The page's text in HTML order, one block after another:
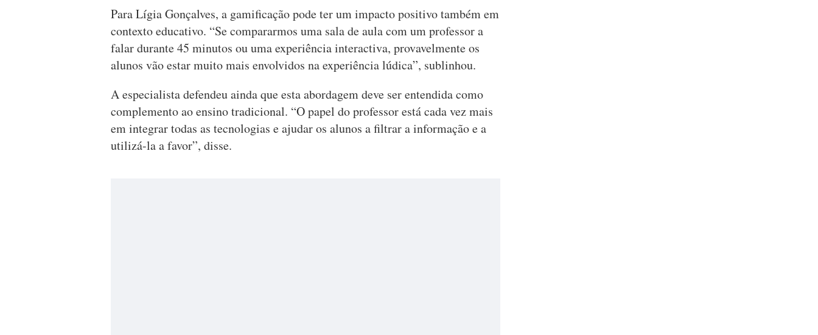
Para Lígia Gonçalves, a gamificação pode ter um impacto positivo também em
contexto educativo. “Se compararmos uma sala de aula com um professor a
falar durante 45 minutos ou uma experiência interactiva, provavelmente os
alunos vão estar muito mais envolvidos na experiência lúdica”, sublinhou.
A especialista defendeu ainda que esta abordagem deve ser entendida como
complemento ao ensino tradicional. “O papel do professor está cada vez mais
em integrar todas as tecnologias e ajudar os alunos a filtrar a informação e a
utilizá-la a favor”, disse.